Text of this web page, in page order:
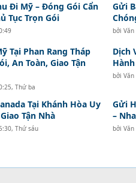
Đi Mỹ – Đóng Gói Cẩn
Tục Trọn Gói
Gửi
bởi Văn
Tại Phan Rang Tháp
An Toàn, Giao Tận
Thứ ba
Dịch
bởi Văn
Tại Khánh Hòa Uy
Tận Nhà
Thứ sáu
Gửi
–
bởi Văn